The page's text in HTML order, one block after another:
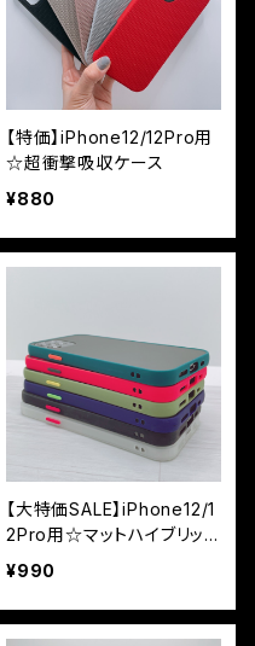
【特価】iPhone12/12Pro用
☆超衝撃吸収ケース
¥880
【大特価SALE】iPhone12/1
2Pro用☆マットハイブリット
ケース
¥990